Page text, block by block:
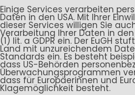
Einige Services verarbeiten
Daten in den USA. Mit Ihrer
dieser Services willigen Sie
Verarbeitung Ihrer Daten in
(1) lit. a GDPR ein. Der EuGH
Land mit unzureichendem
Standards ein. Es besteht
dass US-Behörden
Überwachungsprogrammen
dass für Europäerinnen und
Klagemöglichkeit besteht.